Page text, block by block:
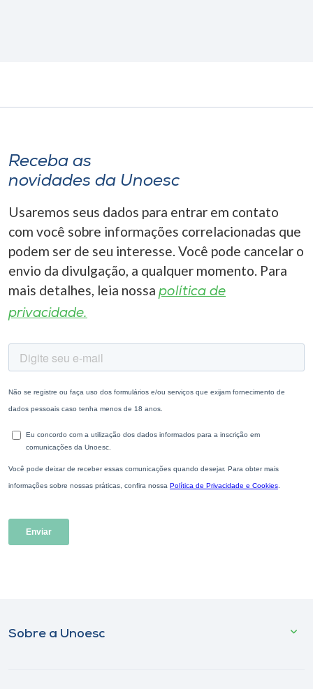
Receba as
novidades da Unoesc
Usaremos seus dados para entrar em contato
com você sobre informações correlacionadas que
podem ser de seu interesse. Você pode cancelar o
envio da divulgação, a qualquer momento. Para
mais detalhes, leia nossa política de
privacidade.
Sobre a Unoesc